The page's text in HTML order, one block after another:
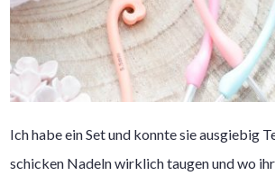
Ich habe ein Set und konnte sie ausgiebig
schicken Nadeln wirklich taugen und wo